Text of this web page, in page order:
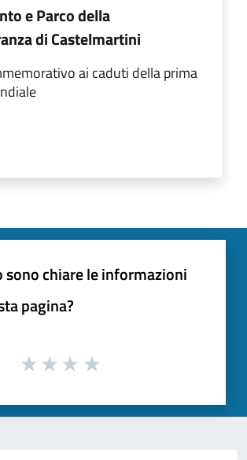
e Parco della
di Castelmartini
ai caduti della prima
sono chiare le informazioni
pagina?